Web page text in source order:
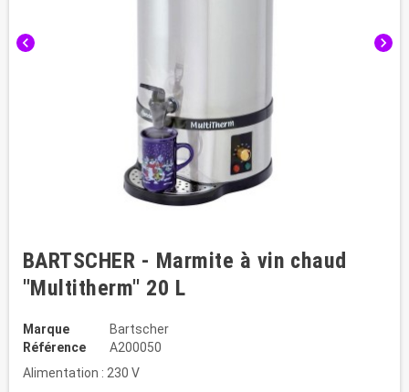
chevron_left chevron_right
BARTSCHER - Marmite à vin chaud
"Multitherm" 20 L
Marque
Bartscher
Référence
A200050
Alimentation : 230 V